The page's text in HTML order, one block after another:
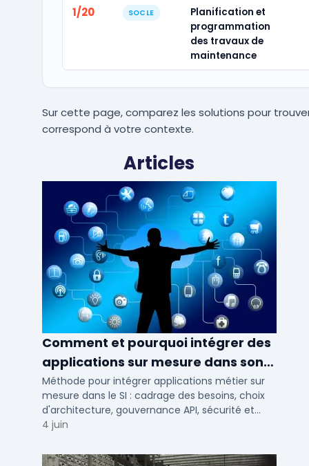
1/20 SOCLE
Planification et
programmation
des travaux de
maintenance
Sur cette page, comparez les solutions pour
correspond à votre contexte.
Articles
Comment et pourquoi intégrer des
applications sur mesure dans son
SI ?
Méthode pour intégrer applications métier sur
mesure dans le SI : cadrage des besoins, choix
d'architecture, gouvernance API, sécurité et
conduite du changement.
4 juin